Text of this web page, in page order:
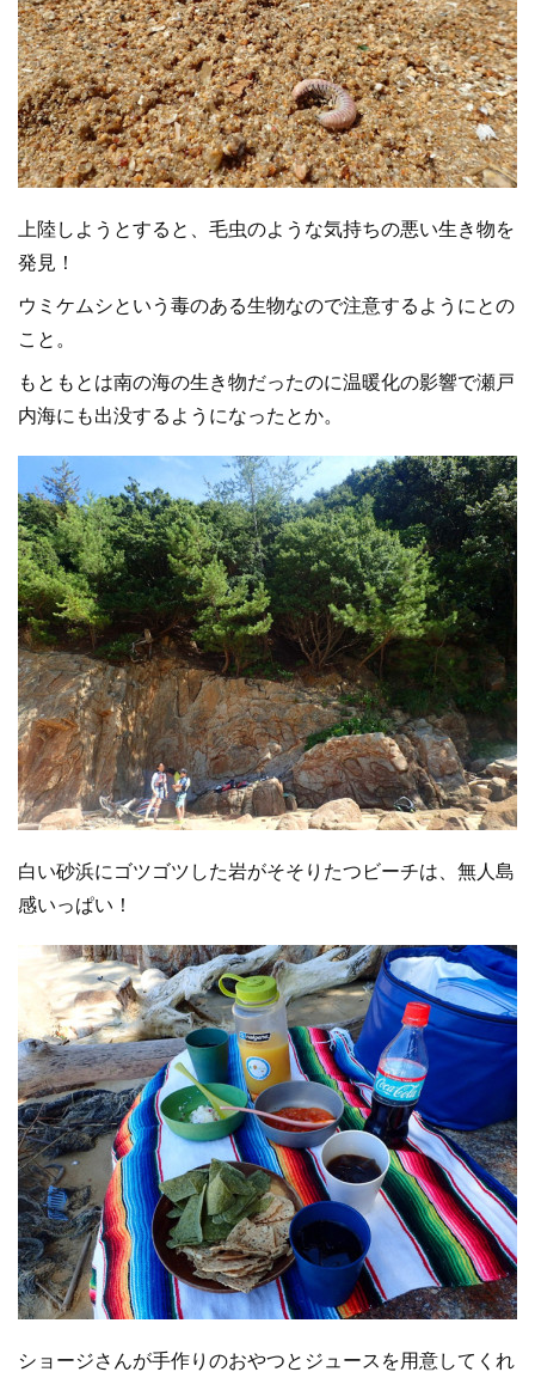
上陸しようとすると、毛虫のような気持ちの悪い生き物を
発見！
ウミケムシという毒のある生物なので注意するようにとの
こと。
もともとは南の海の生き物だったのに温暖化の影響で瀬戸
内海にも出没するようになったとか。
白い砂浜にゴツゴツした岩がそそりたつビーチは、無人島
感いっぱい！
ショージさんが手作りのおやつとジュースを用意してくれ